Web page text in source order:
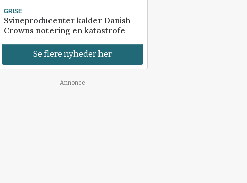
GRISE
Svineproducenter kalder Danish
Crowns notering en katastrofe
Se flere nyheder her
Annonce